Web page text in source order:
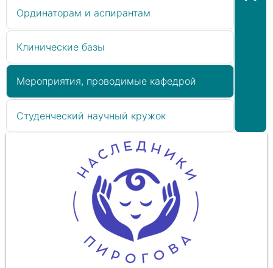
Ординаторам и аспирантам
Клинические базы
Мероприятия, проводимые кафедрой
Студенческий научный кружок